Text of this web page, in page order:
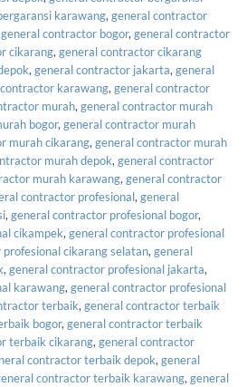
karawang, general contractor
general contractor bogor, general contractor
cikarang, general contractor cikarang
, general contractor jakarta, general
karawang, general contractor
murah, general contractor murah
bogor, general contractor murah
murah cikarang, general contractor murah
murah depok, general contractor
murah karawang, general contractor
contractor profesional, general
, general contractor profesional bogor,
cikampek, general contractor profesional
cikarang selatan, general
, general contractor profesional jakarta,
karawang, general contractor profesional
terbaik, general contractor terbaik
bogor, general contractor terbaik
terbaik cikarang, general contractor
contractor terbaik depok, general
contractor terbaik karawang, general